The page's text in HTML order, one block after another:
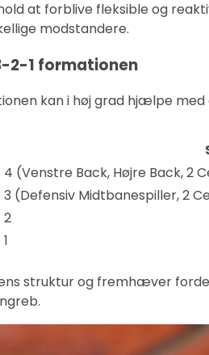
at forblive fleksible og
modstandere.
2-1 formationen
kan i høj grad hjælpe
4 (Venstre Back, Højre Back, 2
3 (Defensiv Midtbanespiller, 2
2
1
struktur og fremhæver